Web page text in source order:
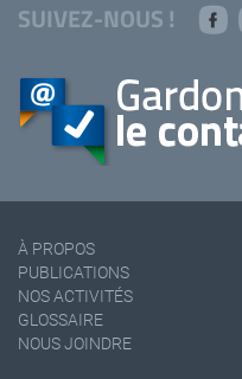
SUIVEZ-NOUS !
À PROPOS
PUBLICATIONS
NOS ACTIVITÉS
GLOSSAIRE
NOUS JOINDRE